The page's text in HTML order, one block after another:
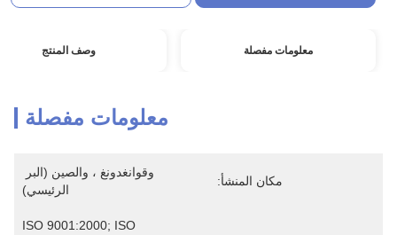
معلومات مفصلة وصف المنتج
معلومات مفصلة
مكان المنشأ:
الرئيسي)
ISO 9001:2000; ISO